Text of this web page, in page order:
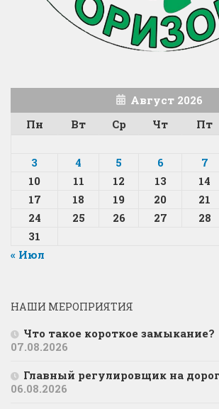
Август 2026
Пн
Вт Ср Чт Пт
3
4 5 6 7
10
11 12 13 14
17
18 19 20 21
24
25 26 27 28
31
« Июл
НАШИ МЕРОПРИЯТИЯ
Что такое короткое замыкание?
07.08.2026
Главный регулировщик на
06.08.2026